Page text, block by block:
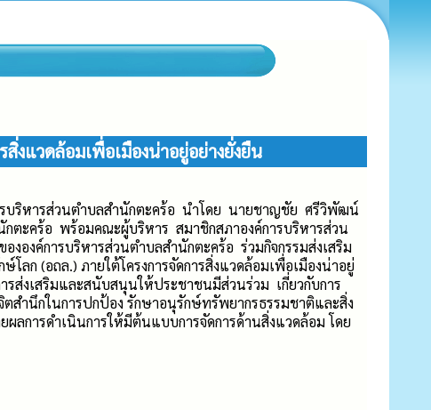
งแวดล้อมเพื่อเมืองน่าอยู่อย่างยั่งยืน
บริหารส่วนตำบลสำนักตะคร้อ นำโดย นายชาญชัย ศรีวิพัฒน์
กตะคร้อ พร้อมคณะผู้บริหาร สมาชิกสภาองค์การบริหารส่วน
องค์การบริหารส่วนตำบลสำนักตะคร้อ ร่วมกิจกรรมส่งเสริม
ลก (อถล.) ภายใต้โครงการจัดการสิ่งแวดล้อมเพื่อเมืองน่าอยู่
ารส่งเสริมและสนับสนุนให้ประชาชนมีส่วนร่วม เกี่ยวกับการ
สำนึกในการปกป้อง รักษาอนุรักษ์ทรัพยากรธรรมชาติและสิ่ง
ลการดำเนินการให้มีต้นแบบการจัดการด้านสิ่งแวดล้อม โดย